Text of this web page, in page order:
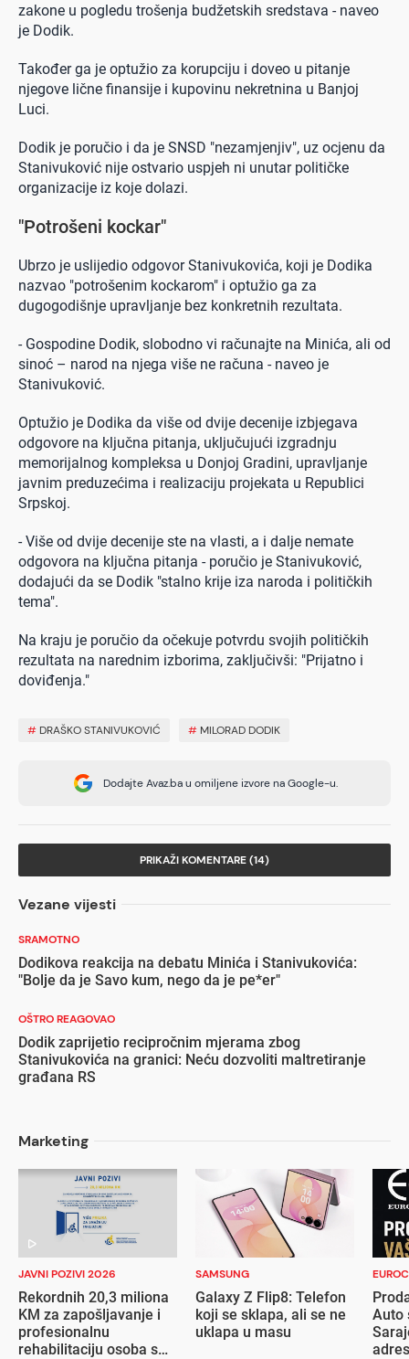
zakone u pogledu trošenja budžetskih sredstava - naveo
je Dodik.
Također ga je optužio za korupciju i doveo u pitanje
njegove lične finansije i kupovinu nekretnina u Banjoj
Luci.
Dodik je poručio i da je SNSD "nezamjenjiv", uz ocjenu da
Stanivuković nije ostvario uspjeh ni unutar političke
organizacije iz koje dolazi.
"Potrošeni kockar"
Ubrzo je uslijedio odgovor Stanivukovića, koji je Dodika
nazvao "potrošenim kockarom" i optužio ga za
dugogodišnje upravljanje bez konkretnih rezultata.
- Gospodine Dodik, slobodno vi računajte na Minića, ali od
sinoć – narod na njega više ne računa - naveo je
Stanivuković.
Optužio je Dodika da više od dvije decenije izbjegava
odgovore na ključna pitanja, uključujući izgradnju
memorijalnog kompleksa u Donjoj Gradini, upravljanje
javnim preduzećima i realizaciju projekata u Republici
Srpskoj.
- Više od dvije decenije ste na vlasti, a i dalje nemate
odgovora na ključna pitanja - poručio je Stanivuković,
dodajući da se Dodik "stalno krije iza naroda i političkih
tema".
Na kraju je poručio da očekuje potvrdu svojih političkih
rezultata na narednim izborima, zaključivši: "Prijatno i
doviđenja."
# DRAŠKO STANIVUKOVIĆ # MILORAD DODIK
Dodajte Avaz.ba u omiljene izvore na Google-u.
PRIKAŽI KOMENTARE (14)
Vezane vijesti
SRAMOTNO
Dodikova reakcija na debatu Minića i Stanivukovića:
"Bolje da je Savo kum, nego da je pe*er"
OŠTRO REAGOVAO
Dodik zaprijetio recipročnim mjerama zbog
Stanivukovića na granici: Neću dozvoliti maltretiranje
građana RS
Marketing
JAVNI POZIVI 2026
Rekordnih 20,3 miliona
KM za zapošljavanje i
profesionalnu
rehabilitaciju osoba s
SAMSUNG
Galaxy Z Flip8: Telefon
koji se sklapa, ali se ne
uklapa u masu
Auto